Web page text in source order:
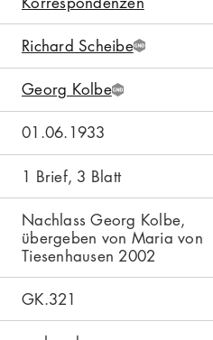
Richard ScheibeG
N
Georg KolbeG
N
01.06.1933
1 Brief, 3 Blatt
Nachlass Georg Kolbe,
übergeben von Maria von
Tiesenhausen 2002
GK.321